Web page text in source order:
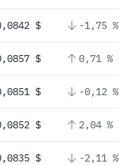
$ -1,75 %
$ 0,71 %
$ -0,12 %
$ 2,04 %
$ -2,11 %